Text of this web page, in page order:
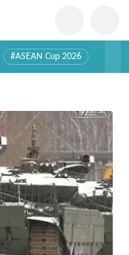
#ASEAN Cup 2026